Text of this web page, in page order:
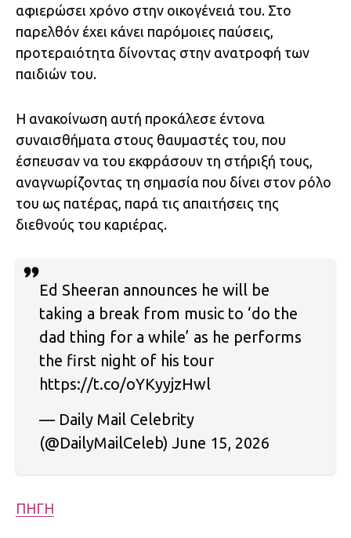
αφιερώσει χρόνο στην οικογένειά του. Στο
παρελθόν έχει κάνει παρόμοιες παύσεις,
προτεραιότητα δίνοντας στην ανατροφή των
παιδιών του.
Η ανακοίνωση αυτή προκάλεσε έντονα
συναισθήματα στους θαυμαστές του, που
έσπευσαν να του εκφράσουν τη στήριξή τους,
αναγνωρίζοντας τη σημασία που δίνει στον ρόλο
του ως πατέρας, παρά τις απαιτήσεις της
διεθνούς του καριέρας.
Ed Sheeran announces he will be
taking a break from music to ‘do the
dad thing for a while’ as he performs
the first night of his tour
https://t.co/oYKyyjzHwl
— Daily Mail Celebrity
(@DailyMailCeleb) June 15, 2026
ΠΗΓΗ